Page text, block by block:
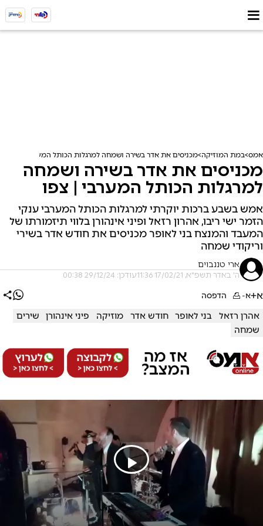
אמס במת המוזיקה מכניסים את אדר בשירה ושמחה למרגלות הכותל המערבי | צפו
מכניסים את אדר בשירה ושמחה
למרגלות הכותל המערבי | צפו
אמש בשבע ברכות יוקרתי למרגלות הכותל המערבי ענקי
הזמר ישי ריבו, אהרון רזאל ופיני אינהורן בלווי תיזמורתו של
המעבד והמנצח בני לאופר מכניסים את חודש אדר בשירי
וריקודי שמחה
ארי טננבוים
ה' באדר תשפ"א, 17/02/21 11:36 עודכן: 29/12/24 00:38
א+א- הדפסה
אהרן רזאל בני לאופר חודש אדר מוזיקה פיני אינהורן
שירים
שמחה